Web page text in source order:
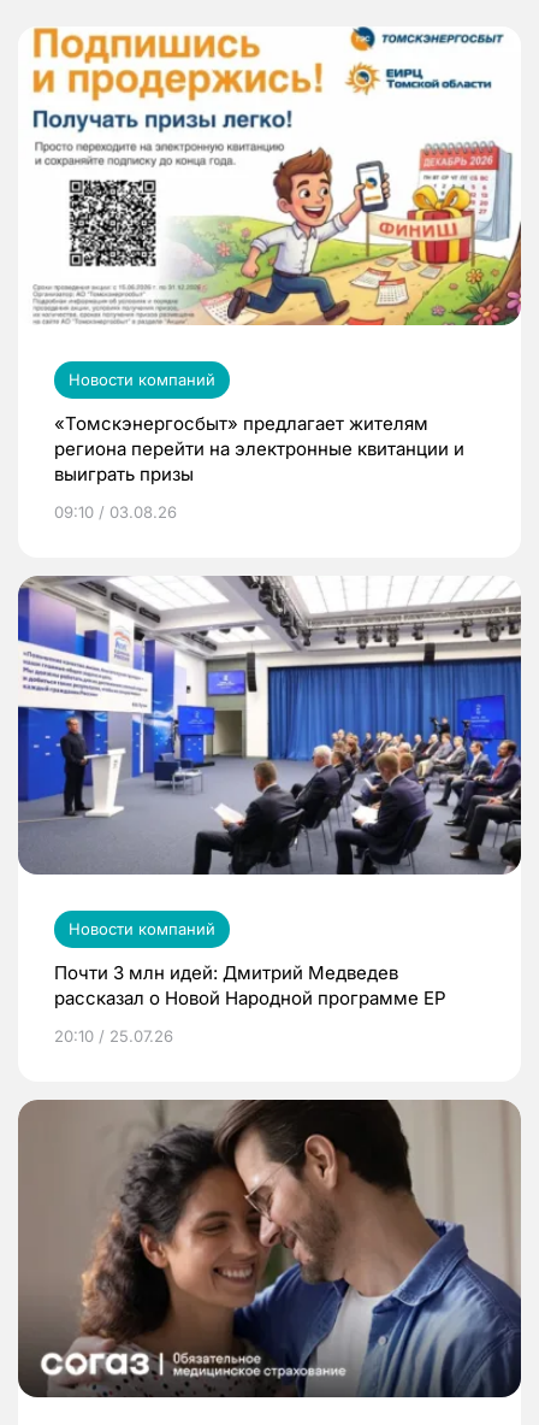
Новости компаний
«Томскэнергосбыт» предлагает жителям
региона перейти на электронные квитанции и
выиграть призы
09:10 / 03.08.26
Новости компаний
Почти 3 млн идей: Дмитрий Медведев
рассказал о Новой Народной программе ЕР
20:10 / 25.07.26